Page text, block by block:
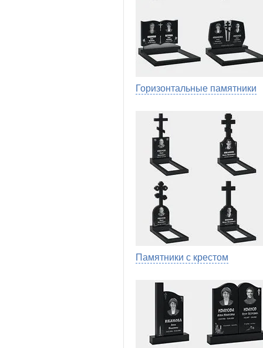
Горизонтальные памятники
Памятники с крестом